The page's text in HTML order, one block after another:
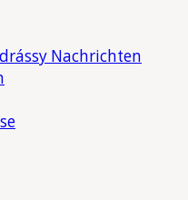
Nachrichten